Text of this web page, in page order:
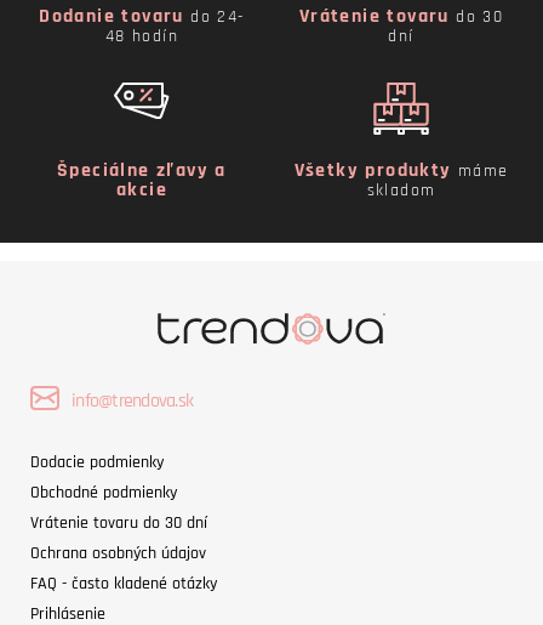
Dodanie tovaru do 24-
48 hodín
Vrátenie tovaru do 30
dní
Špeciálne zľavy a
akcie
Všetky produkty máme
skladom
info@trendova.sk
Dodacie podmienky
Obchodné podmienky
Vrátenie tovaru do 30 dní
Ochrana osobných údajov
FAQ - často kladené otázky
Prihlásenie